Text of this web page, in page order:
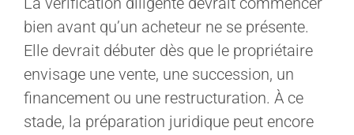
bien avant qu’un acheteur ne se présente.
Elle devrait débuter dès que le propriétaire
envisage une vente, une succession, un
financement ou une restructuration. À ce
stade, la préparation juridique peut encore